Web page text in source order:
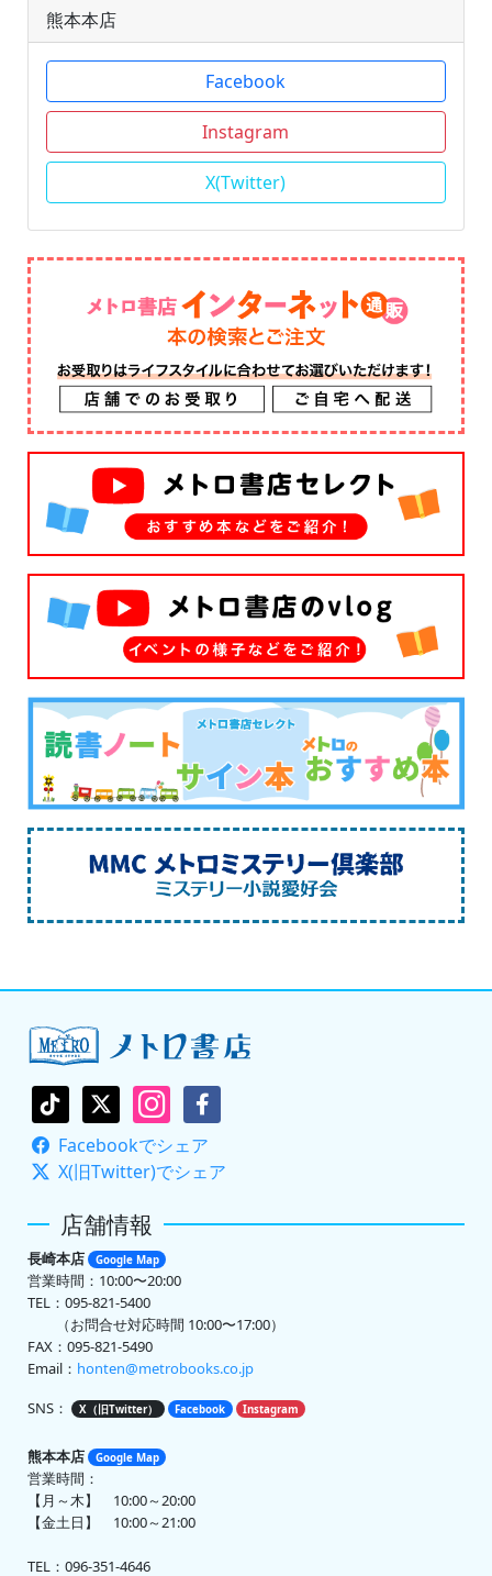
熊本本店
Facebook
Instagram
X(Twitter)
Facebookでシェア
X(旧Twitter)でシェア
店舗情報
長崎本店 Google Map
営業時間：10:00〜20:00
TEL：095-821-5400
（お問合せ対応時間 10:00〜17:00）
FAX：095-821-5490
Email： honten@metrobooks.co.jp
SNS： X（旧Twitter） Facebook Instagram
熊本本店 Google Map
営業時間：
【月～木】 10:00～20:00
【金土日】 10:00～21:00
TEL：096-351-4646